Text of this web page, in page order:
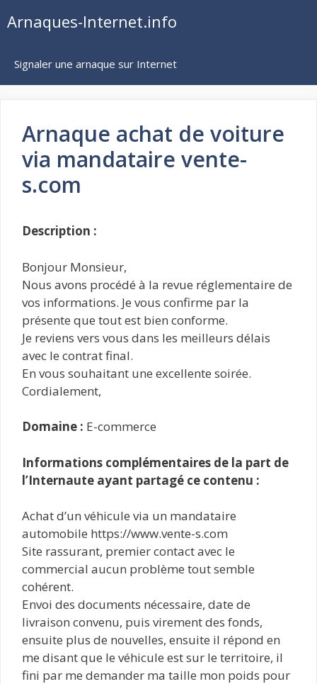
auArnaques-Internet.info
Signaler une arnaque sur Internet
Arnaque achat de voiture
via mandataire vente-
s.com
Description :
Bonjour Monsieur,
Nous avons procédé à la revue réglementaire de
vos informations. Je vous confirme par la
présente que tout est bien conforme.
Je reviens vers vous dans les meilleurs délais
avec le contrat final.
En vous souhaitant une excellente soirée.
Cordialement,
Domaine : E-commerce
Informations complémentaires de la part de
l’Internaute ayant partagé ce contenu :
Achat d’un véhicule via un mandataire
automobile https://www.vente-s.com
Site rassurant, premier contact avec le
commercial aucun problème tout semble
cohérent.
Envoi des documents nécessaire, date de
livraison convenu, puis virement des fonds,
ensuite plus de nouvelles, ensuite il répond en
me disant que le véhicule est sur le territoire, il
fini par me demander ma taille mon poids pour